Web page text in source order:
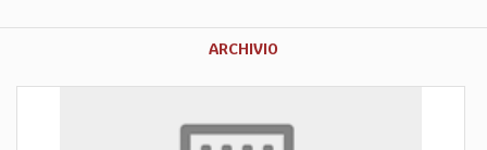
ARCHIVIO